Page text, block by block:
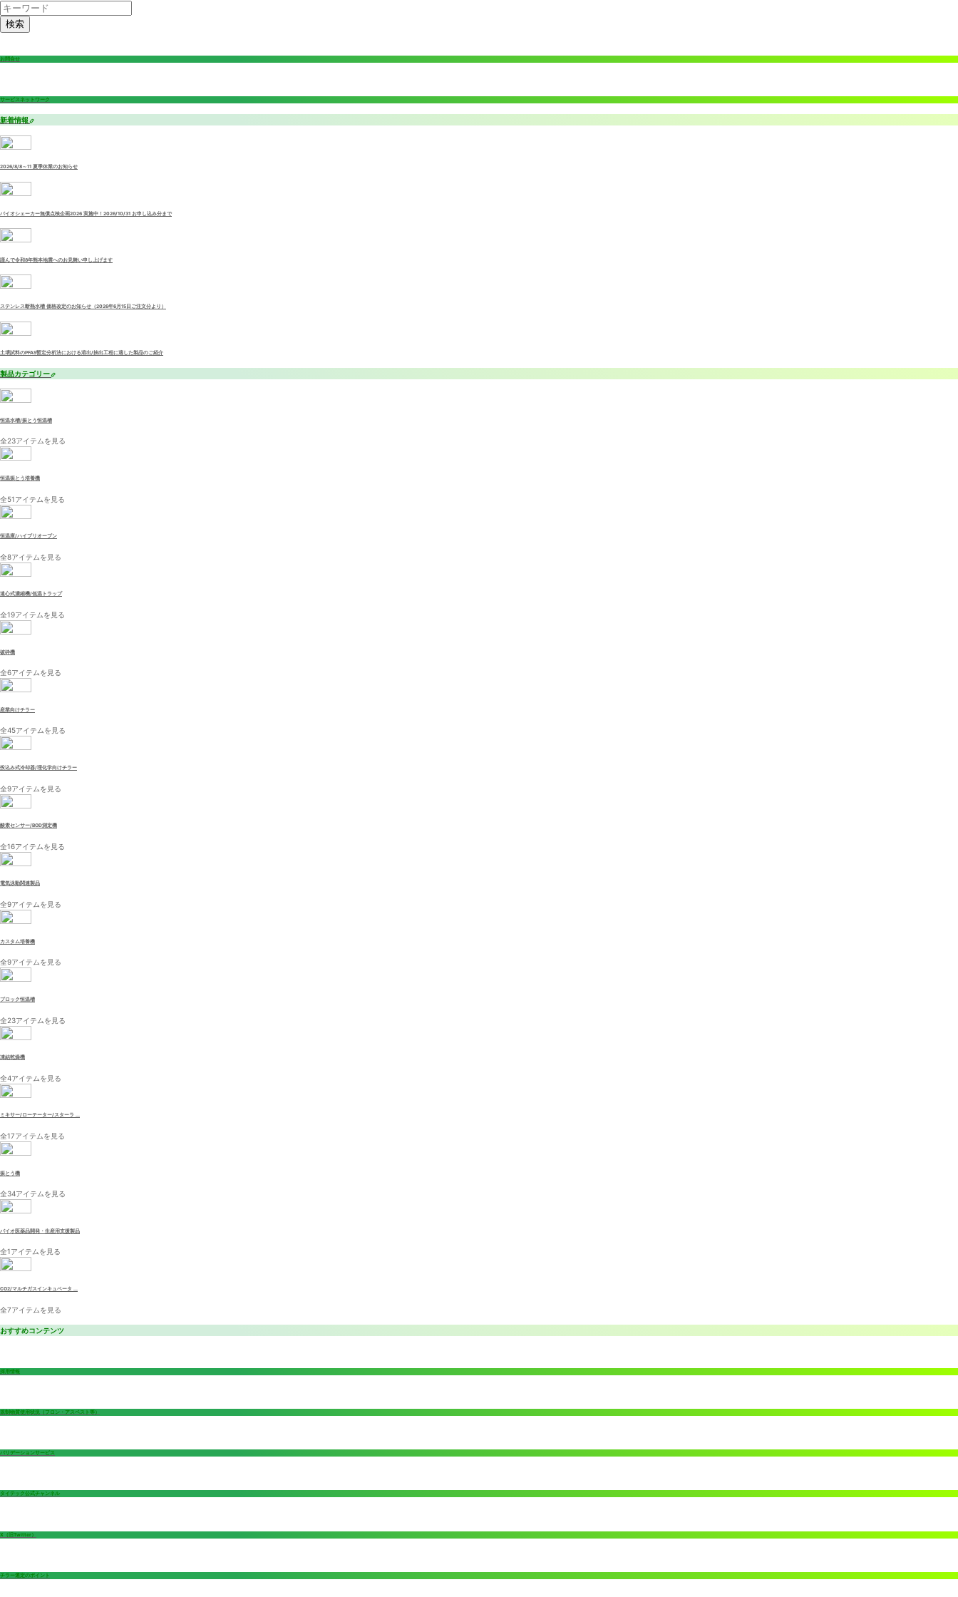
検索
お問合せ
サービスネットワーク
新着情報
2026/8/8～11 夏季休業のお知らせ
バイオシェーカー無償点検企画2026 実施中！2026/10/31 お申し込み分まで
謹んで令和8年熊本地震へのお見舞い申し上げます
ステンレス断熱水槽 価格改定のお知らせ（2026年6月15日ご注文分より）
土壌試料のPFAS暫定分析法における溶出/抽出工程に適した製品のご紹介
製品カテゴリー
恒温水槽/振とう恒温槽
全23アイテムを見る
恒温振とう培養機
全51アイテムを見る
恒温庫/ハイブリオーブン
全8アイテムを見る
遠心式濃縮機/低温トラップ
全19アイテムを見る
破砕機
全6アイテムを見る
産業向けチラー
全45アイテムを見る
投込み式冷却器/理化学向けチラー
全9アイテムを見る
酸素センサー/BOD測定機
全16アイテムを見る
電気泳動関連製品
全9アイテムを見る
カスタム培養機
全9アイテムを見る
ブロック恒温槽
全23アイテムを見る
凍結乾燥機
全4アイテムを見る
ミキサー/ローテーター/スターラ ...
全17アイテムを見る
振とう機
全34アイテムを見る
バイオ医薬品開発・生産用支援製品
全1アイテムを見る
CO2/マルチガスインキュベータ ...
全7アイテムを見る
おすすめコンテンツ
採用情報
規制物質使用状況（フロン・アスベスト等）
バリデーションサービス
タイテック公式チャンネル
X（旧Twitter）
チラー選定のポイント